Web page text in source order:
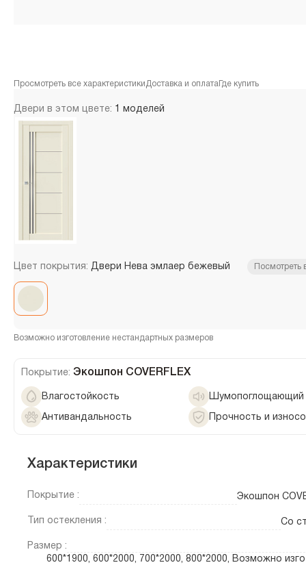
Просмотреть все характеристики Доставка и оплата Где купить
Двери в этом цвете: 1 моделей
Цвет покрытия: Двери Нева эмлаер бежевый Посмотреть
Возможно изготовление нестандартных размеров
Покрытие: Экошпон COVERFLEX
Влагостойкость Шумопоглощающий
Антивандальность Прочность и
Характеристики
Покрытие : Экошпон
Тип остекления : Со
Размер :
600*1900, 600*2000, 700*2000, 800*2000, Возможно